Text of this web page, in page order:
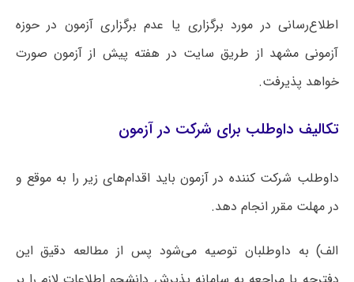
اطلاع‌رسانی در مورد برگزاری یا عدم برگزاری آزمون در حوزه
آزمونی مشهد از طریق سایت در هفته پیش از آزمون صورت
خواهد پذیرفت.
تکالیف داوطلب برای شرکت در آزمون
داوطلب شرکت کننده در آزمون باید اقدام‌های زیر را به موقع و
در مهلت مقرر انجام دهد.
الف) به داوطلبان توصیه می‌شود پس از مطالعه دقیق این